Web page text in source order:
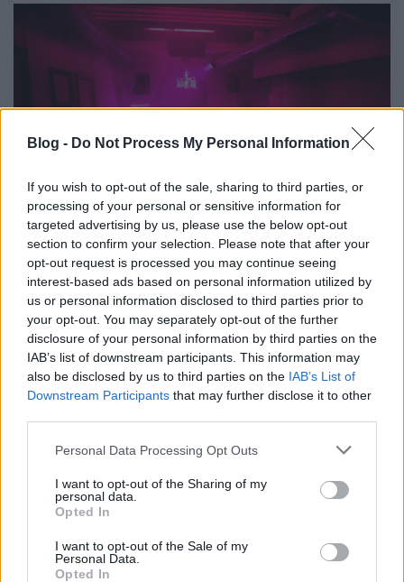
Blog - Do Not Process My Personal Information
If you wish to opt-out of the sale, sharing to third parties, or
processing of your personal or sensitive information for
targeted advertising by us, please use the below opt-out
section to confirm your selection. Please note that after your
opt-out request is processed you may continue seeing
interest-based ads based on personal information utilized by
us or personal information disclosed to third parties prior to
your opt-out. You may separately opt-out of the further
disclosure of your personal information by third parties on the
IAB’s list of downstream participants. This information may
also be disclosed by us to third parties on the IAB’s List of
Downstream Participants that may further disclose it to other
Please note that this website/app uses one or more Google
not limited to your visit or usage behaviour. You may click to
grant or deny consent to Google and its third-party tags to
use your data for below specified purposes in below Google
consent section.
Personal Data Processing Opt Outs
I want to opt-out of the Sharing of my
personal data.
Opted In
I want to opt-out of the Sale of my
Personal Data.
Opted In